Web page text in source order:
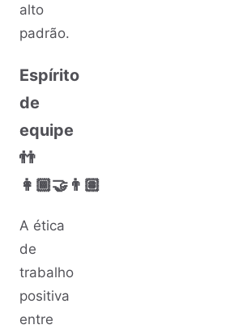
alto
padrão.
Espírito
de
equipe
👬
👩🏾‍🤝‍👨🏽
A ética
de
trabalho
positiva
entre